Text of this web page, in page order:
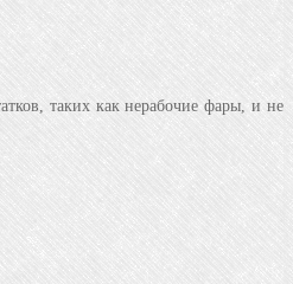
таких как нерабочие фары, и не